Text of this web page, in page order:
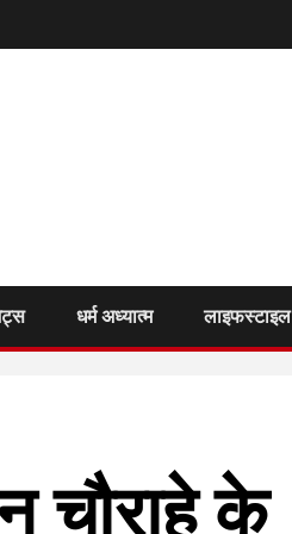
धर्म अध्यात्म लाइफस्टाइल
चौराहे के